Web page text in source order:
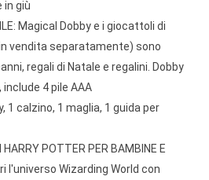
in giù
Magical Dobby e i giocattoli di
vendita separatamente) sono
regali di Natale e regalini. Dobby
4 pile AAA
1 calzino, 1 maglia, 1 guida per
HARRY POTTER PER BAMBINE E
l'universo Wizarding World con